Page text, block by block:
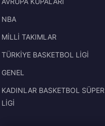
NBA
MİLLİ TAKIMLAR
TÜRKİYE BASKETBOL LİGİ
GENEL
KADINLAR BASKETBOL SÜPER
LİGİ